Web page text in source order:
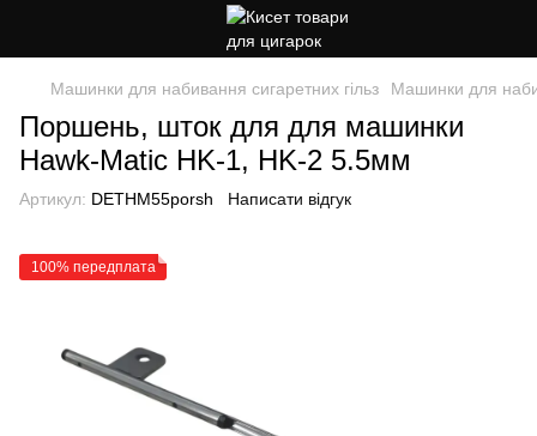
Машинки для набивання сигаретних гільз Машинки для
Поршень, шток для для машинки
Hawk-Matic HK-1, HK-2 5.5мм
Артикул: DETHM55porsh Написати відгук
100% передплата